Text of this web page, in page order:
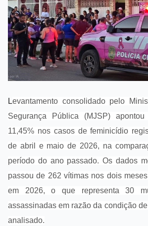
Levantamento consolidado pelo
Segurança Pública (MJSP)
11,45% nos casos de feminicídio
de abril e maio de 2026, na
período do ano passado. Os dados
passou de 262 vítimas nos dois
em 2026, o que representa 30
assassinadas em razão da condição
analisado.